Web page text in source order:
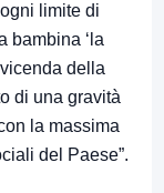
limite di
bambina ‘la
della
di una gravità
la massima
del Paese”.